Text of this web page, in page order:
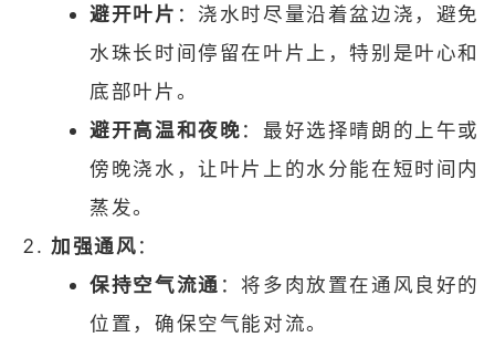
避开叶片 ：浇水时尽量沿着盆边浇，避免
水珠长时间停留在叶片上，特别是叶心和
底部叶片。
避开高温和夜晚：最好选择晴朗的上午或
傍晚浇水，让叶片上的水分能在短时间内
蒸发。
加强通风：
保持空气流通 ：将多肉放置在通风良好的
位置，确保空气能对流。